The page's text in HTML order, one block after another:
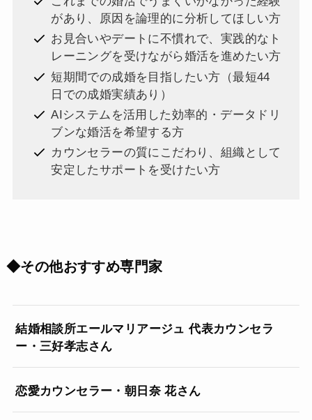
があり、原因を論理的に分析してほしい方
お見合いやデートに不慣れで、実践的なト
レーニングを受けながら婚活を進めたい方
短期間での成婚を目指したい方（最短44
日での成婚実績あり）
AIシステムを活用した効率的・データドリ
ブンな婚活を希望する方
カウンセラーの質にこだわり、組織として
安定したサポートを受けたい方
◆その他おすすめ専門家
結婚相談所エールマリアージュ 代表カウンセラ
ー・三好孝志さん
恋愛カウンセラー・朝日奈 花さん